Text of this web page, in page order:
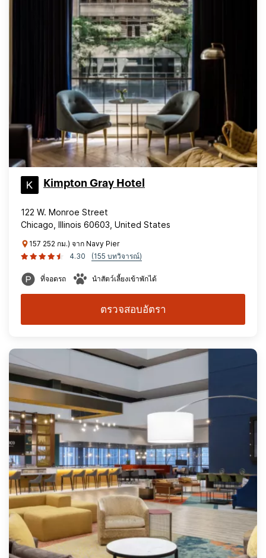
Kimpton Gray Hotel
122 W. Monroe Street
Chicago, Illinois 60603, United States
157 252 กม.) จาก Navy Pier
4.30
(155 บทวิจารณ์)
ที่จอดรถ นำสัตว์เลี้ยงเข้าพักได้
ตรวจสอบอัตรา